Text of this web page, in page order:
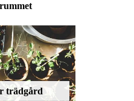
trädgård